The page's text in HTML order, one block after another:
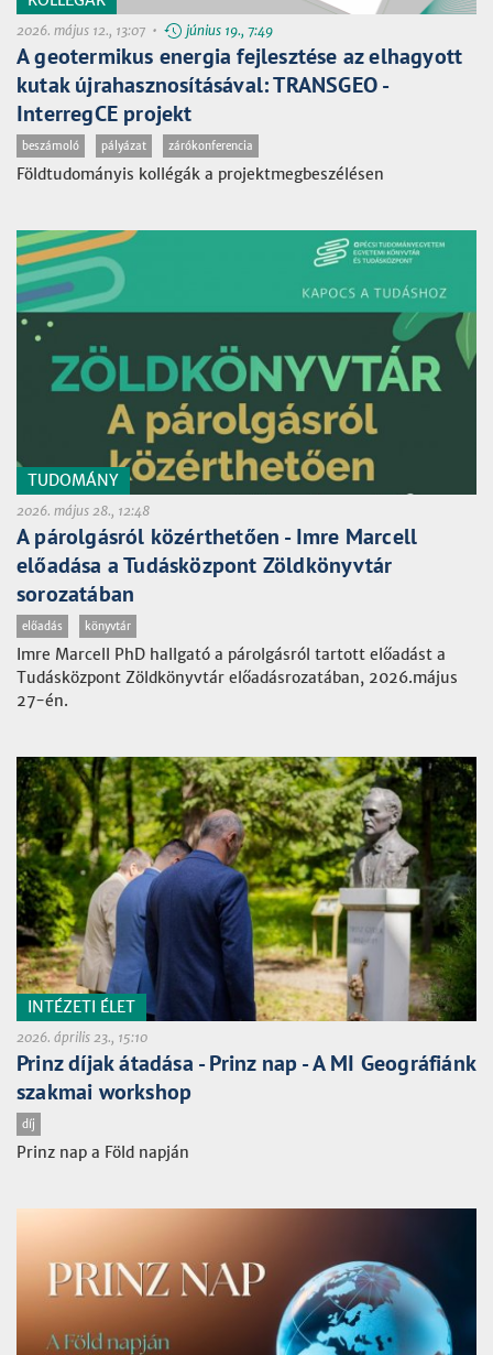
2026. május 12., 13:07 • június 19., 7:49
A geotermikus energia fejlesztése az elhagyott
kutak újrahasznosításával: TRANSGEO -
InterregCE projekt
beszámoló pályázat zárókonferencia
Földtudományis kollégák a projektmegbeszélésen
TUDOMÁNY
2026. május 28., 12:48
A párolgásról közérthetően - Imre Marcell
előadása a Tudásközpont Zöldkönyvtár
sorozatában
előadás könyvtár
Imre Marcell PhD hallgató a párolgásról tartott előadást a
Tudásközpont Zöldkönyvtár előadásrozatában, 2026.május
27-én.
INTÉZETI ÉLET
2026. április 23., 15:10
Prinz díjak átadása - Prinz nap - A MI Geográfiánk
szakmai workshop
díj
Prinz nap a Föld napján